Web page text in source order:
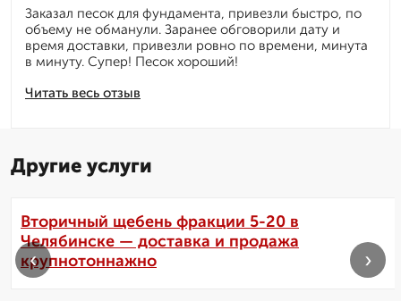
Читать весь отзыв
Заказал песок для фундамента, привезли быстро, по
объему не обманули. Заранее обговорили дату и
время доставки, привезли ровно по времени, минута
в минуту. Супер! Песок хороший!
Другие услуги
Вторичный щебень фракции 5-20 в
Челябинске — доставка и продажа
крупнотоннажно
‹ ›